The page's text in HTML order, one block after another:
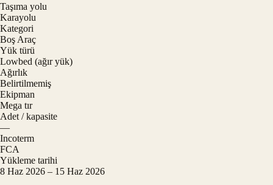
Taşıma yolu
Karayolu
Kategori
Boş Araç
Yük türü
Lowbed (ağır yük)
Ağırlık
Belirtilmemiş
Ekipman
Mega tır
Adet / kapasite
—
Incoterm
FCA
Yükleme tarihi
8 Haz 2026 – 15 Haz 2026